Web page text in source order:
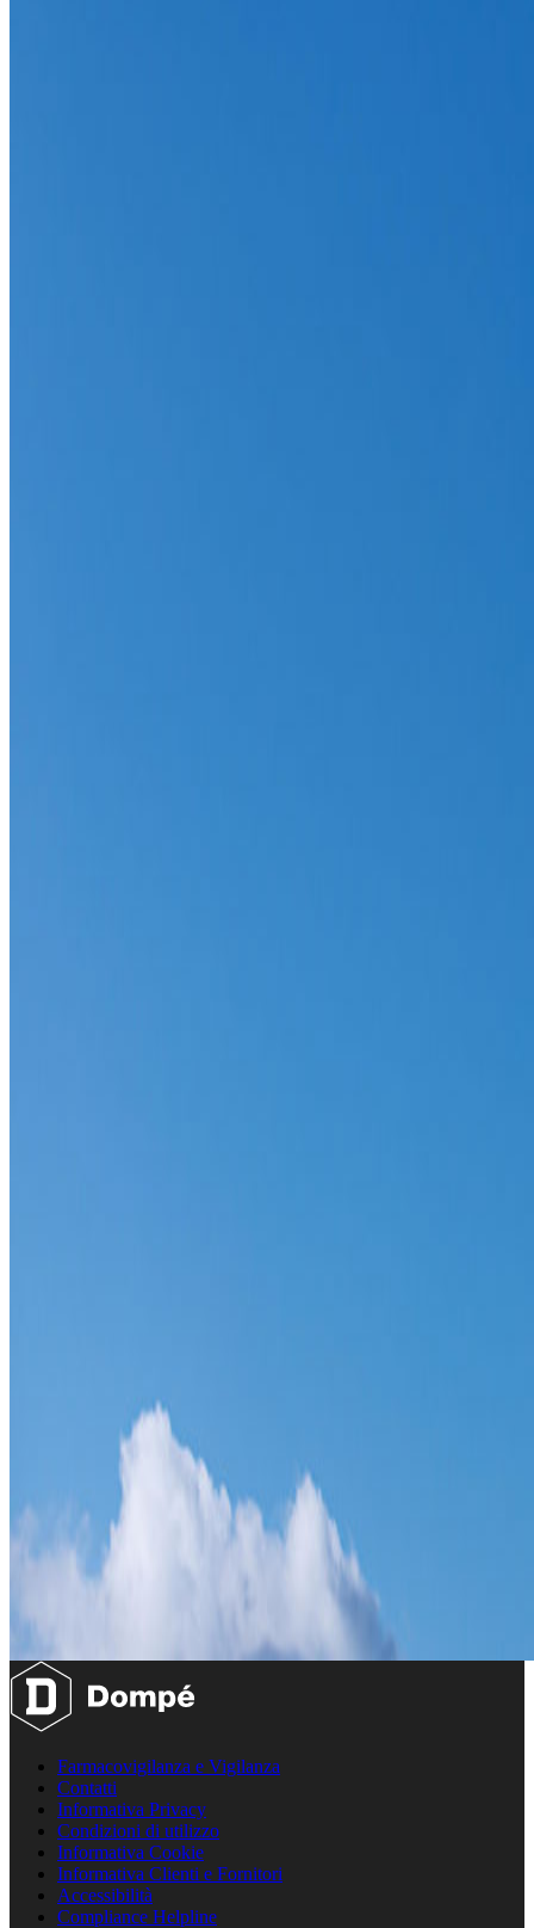
Farmacovigilanza e Vigilanza
Contatti
Informativa Privacy
Condizioni di utilizzo
Informativa Cookie
Informativa Clienti e Fornitori
Accessibilità
Compliance Helpline